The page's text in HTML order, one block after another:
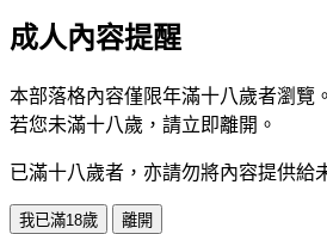
成人內容提醒
本部落格內容僅限年滿十八歲者瀏覽。
若您未滿十八歲，請立即離開。
已滿十八歲者，亦請勿將內容提供給
我已滿18歲 離開